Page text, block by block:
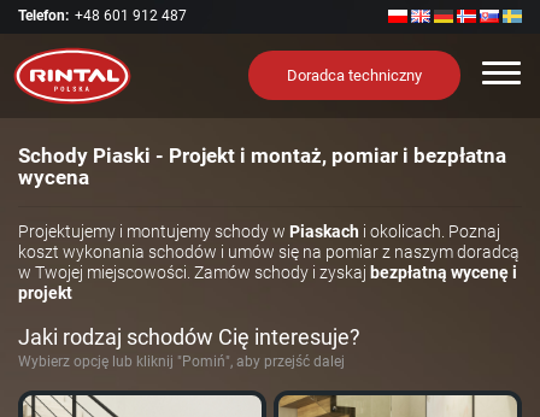
Telefon: +48 601 912 487
Doradca techniczny
Schody Piaski - Projekt i montaż, pomiar i bezpłatna
wycena
Projektujemy i montujemy schody w Piaskach i okolicach. Poznaj
koszt wykonania schodów i umów się na pomiar z naszym doradcą
w Twojej miejscowości. Zamów schody i zyskaj bezpłatną wycenę i
projekt
Jaki rodzaj schodów Cię interesuje?
Wybierz opcję lub kliknij "Pomiń", aby przejść dalej